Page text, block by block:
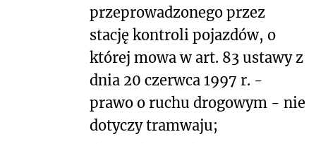
przeprowadzonego przez
stację kontroli pojazdów, o
której mowa w art. 83 ustawy z
dnia 20 czerwca 1997 r. -
prawo o ruchu drogowym - nie
dotyczy tramwaju;